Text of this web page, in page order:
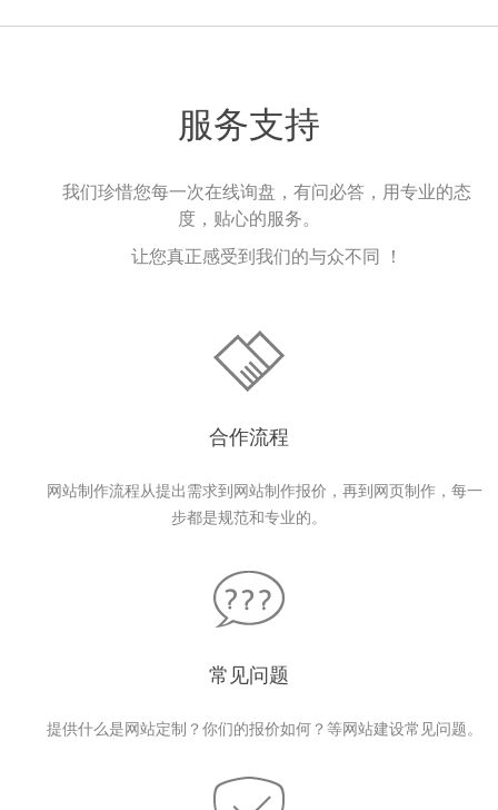
服务支持
我们珍惜您每一次在线询盘，有问必答，用专业的态
度，贴心的服务。
让您真正感受到我们的与众不同 ！
合作流程
网站制作流程从提出需求到网站制作报价，再到网页制作，每一
步都是规范和专业的。
常见问题
提供什么是网站定制？你们的报价如何？等网站建设常见问题。